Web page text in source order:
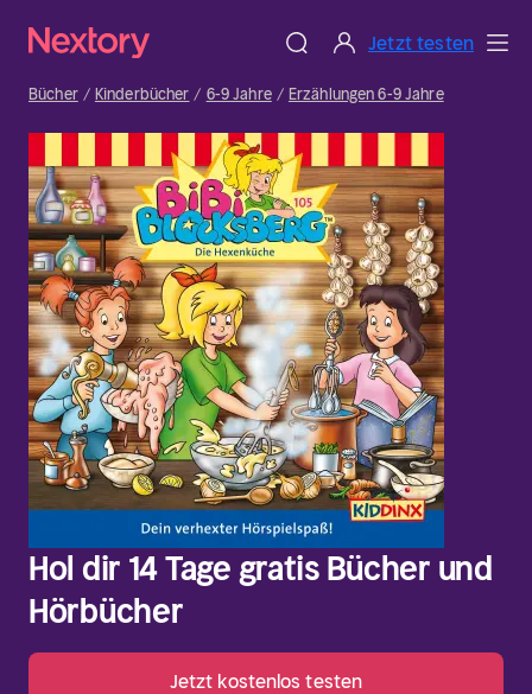
Jetzt testen
Bücher Kinderbücher 6-9 Jahre Erzählungen 6-9 Jahre
Hol dir 14 Tage gratis Bücher und
Hörbücher
Jetzt kostenlos testen